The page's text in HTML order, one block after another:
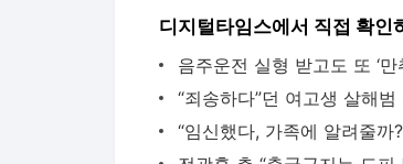
디지털타임스에서 직접 확인